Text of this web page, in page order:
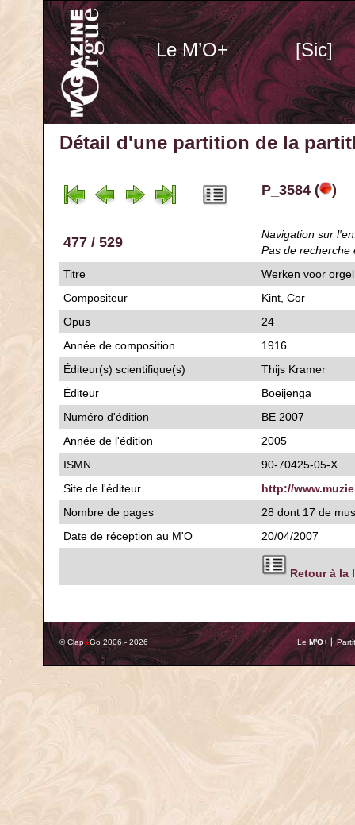
Le M’O+ [Sic]
Détail d'une partition de la
P_3584 ( )
477 / 529
Navigation sur
Pas de recherche
Titre
Werken voor
Compositeur
Kint, Cor
Opus
24
Année de composition
1916
Éditeur(s) scientifique(s)
Thijs Kramer
Éditeur
Boeijenga
Numéro d'édition
BE 2007
Année de l'édition
2005
ISMN
90-70425-05-X
Site de l'éditeur
http://
Nombre de pages
28 dont 17 de
Date de réception au M'O
20/04/2007
Retour à la
© Clap&Go 2006 - 2026 Le M'O+ ⎢